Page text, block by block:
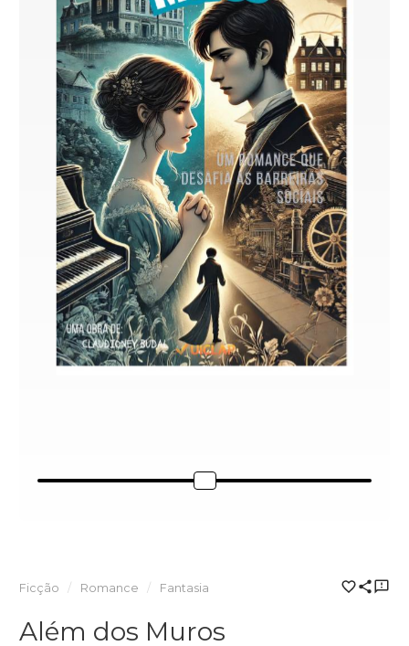
Ficção Romance Fantasia
Além dos Muros